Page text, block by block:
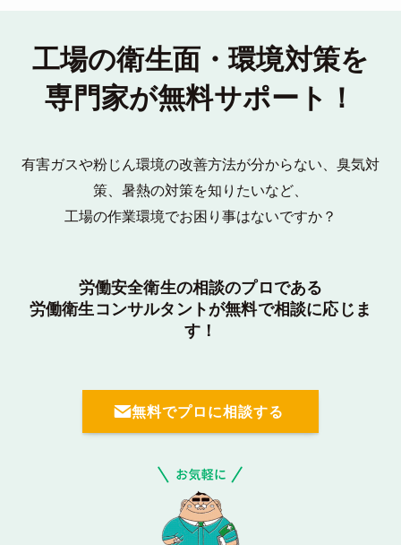
工場の衛生面・環境対策を
専門家が無料サポート！
有害ガスや粉じん環境の改善方法が分からない、臭気対
策、暑熱の対策を知りたいなど、
工場の作業環境でお困り事はないですか？
労働安全衛生の相談のプロである
労働衛生コンサルタントが無料で相談に応じま
す！
無料でプロに相談する